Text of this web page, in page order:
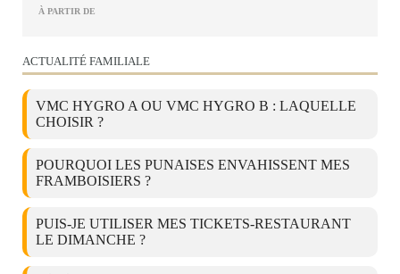
À PARTIR DE
ACTUALITÉ FAMILIALE
VMC HYGRO A OU VMC HYGRO B : LAQUELLE
CHOISIR ?
POURQUOI LES PUNAISES ENVAHISSENT MES
FRAMBOISIERS ?
PUIS-JE UTILISER MES TICKETS-RESTAURANT
LE DIMANCHE ?